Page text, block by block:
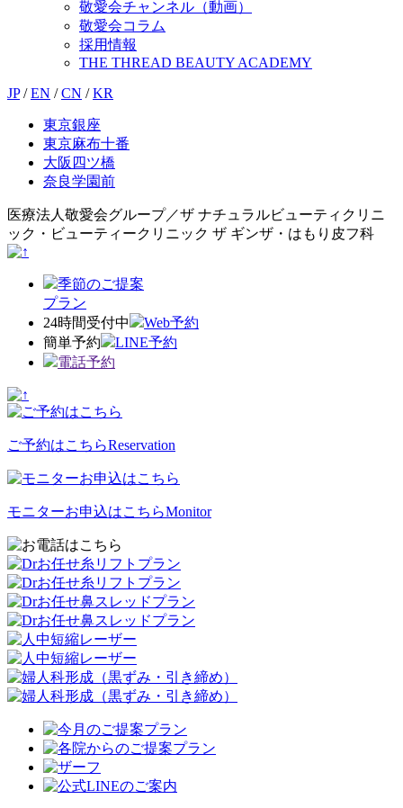
敬愛会チャンネル（動画）
敬愛会コラム
採用情報
THE THREAD BEAUTY ACADEMY
JP / EN / CN / KR
東京銀座
東京麻布十番
大阪四ツ橋
奈良学園前
医療法人敬愛会グループ／ザ ナチュラルビューティクリニ
ック・ビューティークリニック ザ ギンザ・はもり皮フ科
季節のご提案
プラン
24時間受付中
Web予約
簡単予約
LINE予約
電話予約
ご予約はこちらReservation
モニターお申込はこちらMonitor